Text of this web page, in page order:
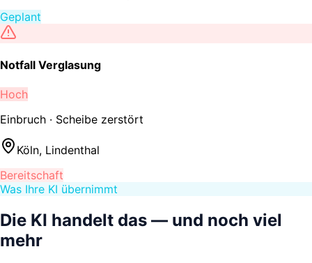
Geplant
Notfall Verglasung
Hoch
Einbruch · Scheibe zerstört
Köln, Lindenthal
Bereitschaft
Was Ihre KI übernimmt
Die KI handelt das — und noch viel
mehr